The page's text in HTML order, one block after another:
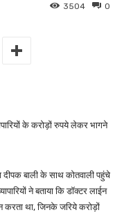
0
3504
के करोड़ों रुपये लेकर भागने
दीपक बाली के साथ कोतवाली पहुंचे
ने बताया कि डॉक्टर लाईन
करता था, जिनके जरिये करोड़ों